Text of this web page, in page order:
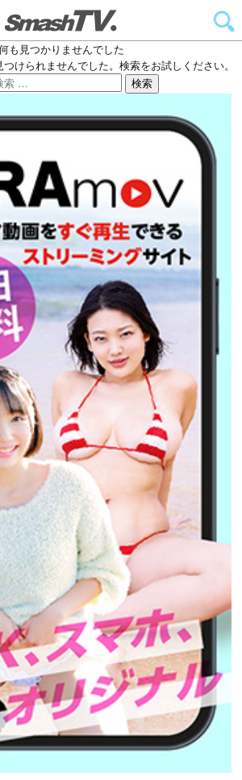
も見つかりませんでした
けられませんでした。検索をお試しください。
検索